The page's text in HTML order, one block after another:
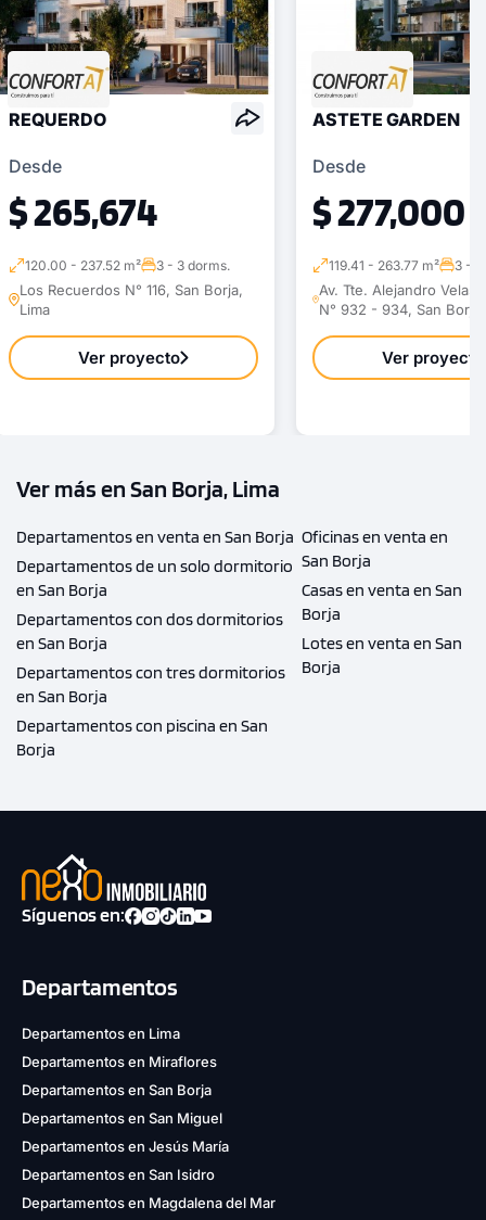
REQUERDO
Desde
$ 265,674
120.00 - 237.52 m² 3 - 3 dorms.
Los Recuerdos N° 116, San Borja,
Lima
Ver proyecto
ASTETE GARDEN
Desde
$ 277,000
119.41 - 263.77 m² 3 - 3
Av. Tte. Alejandro
N° 932 - 934, San
Ver proyecto
Ver más en San Borja, Lima
Departamentos en venta en San Borja
Departamentos de un solo dormitorio
en San Borja
Departamentos con dos dormitorios
en San Borja
Departamentos con tres dormitorios
en San Borja
Departamentos con piscina en San
Borja
Oficinas en venta en
San Borja
Casas en venta en San
Borja
Lotes en venta en San
Borja
Síguenos en:
Departamentos
Departamentos en Lima
Departamentos en Miraflores
Departamentos en San Borja
Departamentos en San Miguel
Departamentos en Jesús María
Departamentos en San Isidro
Departamentos en Magdalena del Mar